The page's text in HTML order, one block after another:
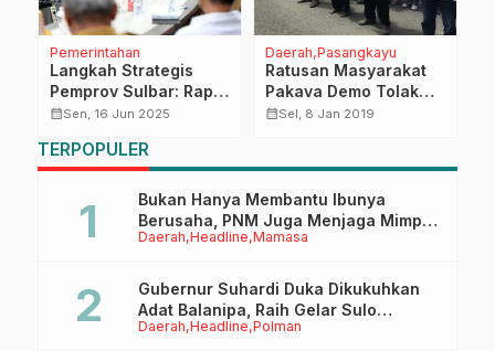
Pemerintahan
Langkah Strategis
Pemprov Sulbar: Rapat
Koordinasi
untuk Dongkrak
Ekonomi Daerah
calendar_monthSen, 16 Jun 2025
Daerah Pasangkayu
Ratusan Masyarakat
Pakava Demo Tolak
Permendagri 60
calendar_monthSel, 8 Jan 2019
TERPOPULER
Daerah Headline Mamasa
Bukan Hanya Membantu Ibunya
Berusaha, PNM Juga Menjaga Mimpi
Anaknya Untuk Menggapai Cita-Cita
Daerah Headline Polman
Gubernur Suhardi Duka Dikukuhkan
Adat Balanipa, Raih Gelar Sulo
Tappidena